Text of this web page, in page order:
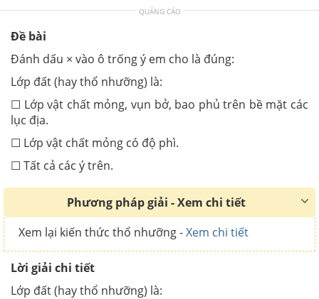
QUẢNG CÁO
Đề bài
Đánh dấu × vào ô trống ý em cho là đúng:
Lớp đất (hay thổ nhưỡng) là:
☐ Lớp vật chất mỏng, vụn bở, bao phủ trên bề mặt các
lục địa.
☐ Lớp vật chất mỏng có độ phì.
☐ Tất cả các ý trên.
Phương pháp giải - Xem chi tiết
Xem lại kiến thức thổ nhưỡng -Xem chi tiết
Lời giải chi tiết
Lớp đất (hay thổ nhưỡng) là: